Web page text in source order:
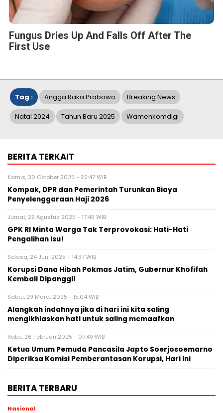
Fungus Dries Up And Falls Off After The
First Use
Tag : Angga Raka Prabowo Breaking News
Natal 2024 Tahun Baru 2025 Wamenkomdigi
BERITA TERKAIT
Kamis, 30 Oktober 2025 - 22:47 WIB
Kompak, DPR dan Pemerintah Turunkan Biaya
Penyelenggaraan Haji 2026
Jumat, 29 Agustus 2025 - 17:49 WIB
GPK RI Minta Warga Tak Terprovokasi: Hati-Hati
Pengalihan Isu!
Selasa, 24 Juni 2025 - 14:37 WIB
Korupsi Dana Hibah Pokmas Jatim, Gubernur Khofifah
Kembali Dipanggil
Sabtu, 29 Maret 2025 - 15:04 WIB
Alangkah indahnya jika di hari ini kita saling
mengikhlaskan hati untuk saling memaafkan
Rabu, 26 Februari 2025 - 07:49 WIB
Ketua Umum Pemuda Pancasila Japto Soerjosoemarno
Diperiksa Komisi Pemberantasan Korupsi, Hari Ini
BERITA TERBARU
Nasional